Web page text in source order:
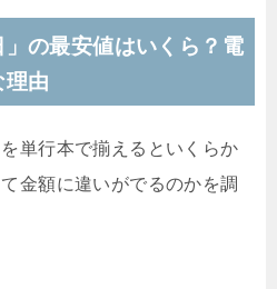
の最安値はいくら？電
理由
単行本で揃えるといくらか
金額に違いがでるのかを調